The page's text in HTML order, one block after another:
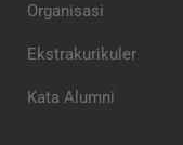
Organisasi
Ekstrakurikuler
Kata Alumni